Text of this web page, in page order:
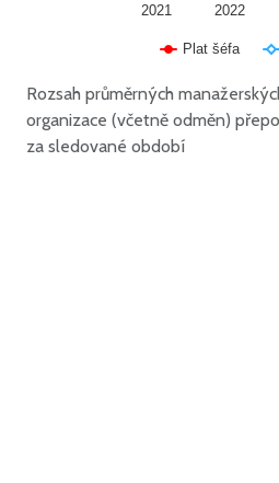
Plat šéfa
2021 2022
Rozsah průměrných
organizace (včetně odměn)
za sledované období